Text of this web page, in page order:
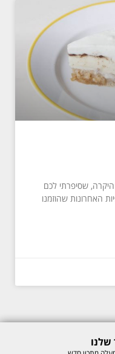
שסיפרתי לכם
האחרונות שהוזמנו
© כל הזכויות לתוכן באתר שמורות למיכל רוזנבך 2026. אין להעתיק או לשכפלשלנו